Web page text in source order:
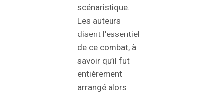
scénaristique.
Les auteurs
disent l’essentiel
de ce combat, à
savoir qu’il fut
entièrement
arrangé alors